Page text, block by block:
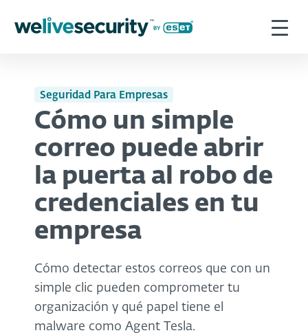
Seguridad Para Empresas
Cómo un simple
correo puede abrir
la puerta al robo de
credenciales en tu
empresa
Cómo detectar estos correos que con un
simple clic pueden comprometer tu
organización y qué papel tiene el
malware como Agent Tesla.